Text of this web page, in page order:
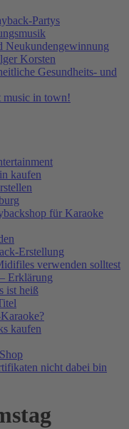
Partys
Neukundengewinnung
Korsten
Gesundheits- und
music in town!
kaufen
für Karaoke
Erstellung
verwenden solltest
Erklärung
ist heiß
kaufen
nicht dabei bin